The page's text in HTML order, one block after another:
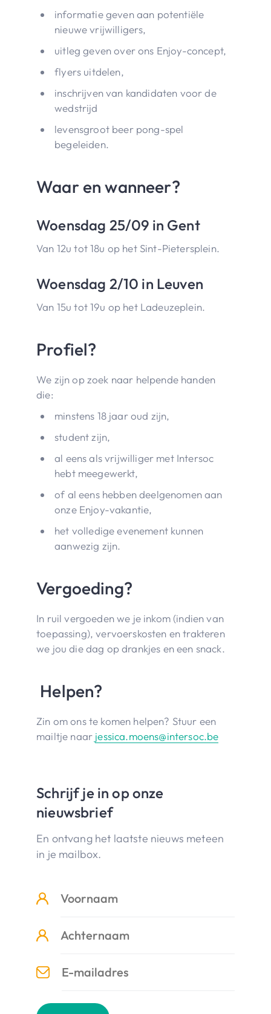
informatie geven aan potentiële
nieuwe vrijwilligers,
uitleg geven over ons Enjoy-concept,
flyers uitdelen,
inschrijven van kandidaten voor de
wedstrijd
levensgroot beer pong-spel
begeleiden.
Waar en wanneer?
Woensdag 25/09 in Gent
Van 12u tot 18u op het Sint-Pietersplein.
Woensdag 2/10 in Leuven
Van 15u tot 19u op het Ladeuzeplein.
Profiel?
We zijn op zoek naar helpende handen
die:
minstens 18 jaar oud zijn,
student zijn,
al eens als vrijwilliger met Intersoc
hebt meegewerkt,
of al eens hebben deelgenomen aan
onze Enjoy-vakantie,
het volledige evenement kunnen
aanwezig zijn.
Vergoeding?
In ruil vergoeden we je inkom (indien van
toepassing), vervoerskosten en trakteren
we jou die dag op drankjes en een snack.
Helpen?
Zin om ons te komen helpen? Stuur een
mailtje naar jessica.moens@intersoc.be
Schrijf je in op onze
nieuwsbrief
En ontvang het laatste nieuws meteen
in je mailbox.